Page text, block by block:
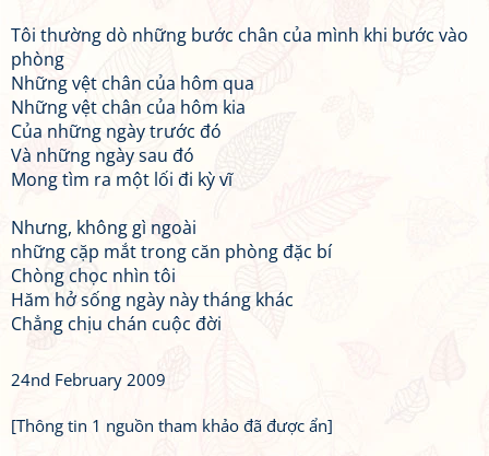
Tôi thường dò những bước chân của mình khi bước vào
phòng
Những vệt chân của hôm qua
Những vệt chân của hôm kia
Của những ngày trước đó
Và những ngày sau đó
Mong tìm ra một lối đi kỳ vĩ
Nhưng, không gì ngoài
những cặp mắt trong căn phòng đặc bí
Chòng chọc nhìn tôi
Hăm hở sống ngày này tháng khác
Chẳng chịu chán cuộc đời
24nd February 2009
[Thông tin 1 nguồn tham khảo đã được ẩn]